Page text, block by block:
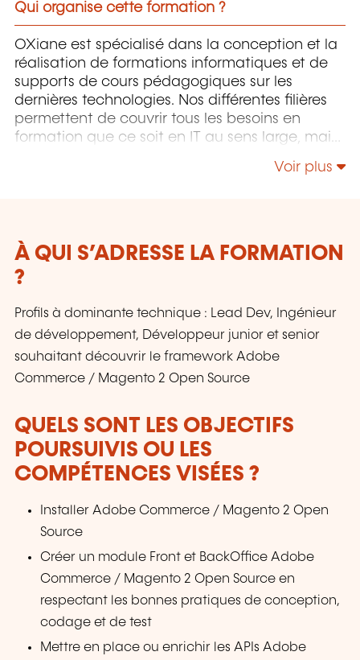
Qui organise cette formation ?
OXiane est spécialisé dans la conception et la
réalisation de formations informatiques et de
supports de cours pédagogiques sur les
dernières technologies. Nos différentes filières
permettent de couvrir tous les besoins en
formation que ce soit en IT au sens large, mais
Management, Communication & leadership.
Voir plus
À QUI S’ADRESSE LA FORMATION
?
Profils à dominante technique : Lead Dev, Ingénieur
de développement, Développeur junior et senior
souhaitant découvrir le framework Adobe
Commerce / Magento 2 Open Source
QUELS SONT LES OBJECTIFS
POURSUIVIS OU LES
COMPÉTENCES VISÉES ?
Installer Adobe Commerce / Magento 2 Open
Source
Créer un module Front et BackOffice Adobe
Commerce / Magento 2 Open Source en
respectant les bonnes pratiques de conception,
codage et de test
Mettre en place ou enrichir les APIs Adobe